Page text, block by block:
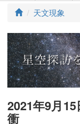
ト
プ
天文現象
2021年9月
衝